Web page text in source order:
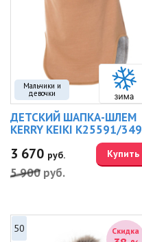
Мальчики и
девочки
ДЕТСКИЙ ШАПКА-ШЛЕМ
KERRY KEIKI K25591/349
3 670 руб.
5 900 руб.
Купить
Скидка
50